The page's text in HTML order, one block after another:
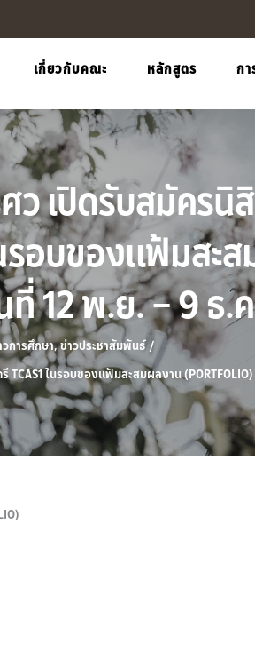
เกี่ยวกับคณะ หลักสูตร ก
เปิดรับสมัครนิ
อบของแฟ้มสะ
ที่ 12 พ.ย. – 9 ธ.
การศึกษา,ข่าวประชาสัมพันธ์ /
ในรอบของแฟ้มสะสมผลงาน